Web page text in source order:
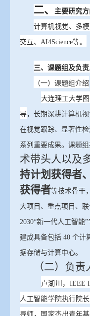
二、 主要研究
计算机视觉、多
交互、 AI4Science等。
三、课题组及负
（一） 课题组介绍
大连理工大学
导，长期深耕计算机
在视觉跟踪、显著性
系列重要成果。课题
术带头人以及
持计划获得者
获得者等技术骨干
大项目、重点项目、
2030“新一代人工智能
建成具备包括 40 个计
据存储与计算中心。
（二）负
卢湖川， IEEE
人工智能学院执行院
导师，国家杰出青年